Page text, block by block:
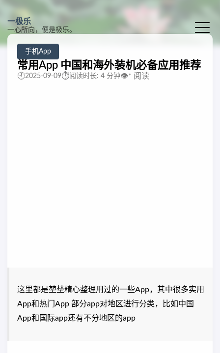
一极乐
一心所向，便是极乐。
手机App
常用App 中国和海外装机必备应用推荐
🕘2025-09-09⏱️阅读时长: 4 分钟👁️* 阅读
这里都是堃埜精心整理用过的一些App，其中很多实用
App和热门App 部分app对地区进行分类，比如中国
App和国际app还有不分地区的app